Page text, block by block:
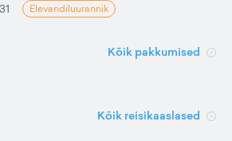
Elevandiluurannik
Kõik pakkumised
Kõik reisikaaslased